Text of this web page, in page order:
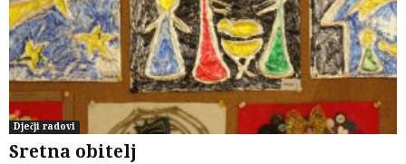
Dječji radovi
Sretna obitelj